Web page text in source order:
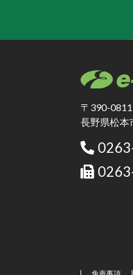
〒390-0811
長野県松本